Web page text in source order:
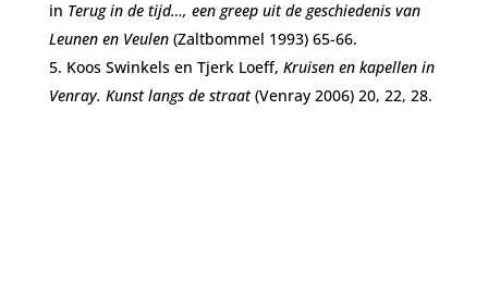
in Terug in de tijd…, een greep uit de geschiedenis van
Leunen en Veulen(Zaltbommel 1993) 65-66.
Koos Swinkels en Tjerk Loeff, Kruisen en kapellen in
Venray. Kunst langs de straat(Venray 2006) 20, 22, 28.